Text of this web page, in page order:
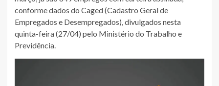
conforme dados do Caged (Cadastro Geral de
Empregados e Desempregados), divulgados nesta
quinta-feira (27/04) pelo Ministério do Trabalho e
Previdência.